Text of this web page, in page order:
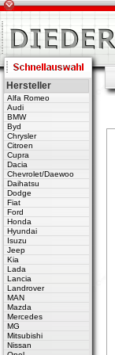
Hersteller
Alfa Romeo
Audi
BMW
Byd
Chrysler
Citroen
Cupra
Dacia
Chevrolet/Daewoo
Daihatsu
Dodge
Fiat
Ford
Honda
Hyundai
Isuzu
Jeep
Kia
Lada
Lancia
Landrover
MAN
Mazda
Mercedes
MG
Mitsubishi
Nissan